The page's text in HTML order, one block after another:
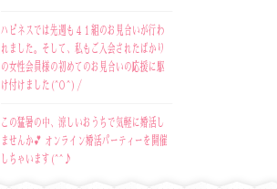
ハピネスでは先週も４１組のお見合いが行わ
れました。そして、私もご入会されたばかり
の女性会員様の初めてのお見合いの応援に駆
け付けました(^O^)／
この猛暑の中、涼しいおうちで気軽に婚活し
ませんか💕 オンライン婚活パーティーを開催
しちゃいます(^^♪